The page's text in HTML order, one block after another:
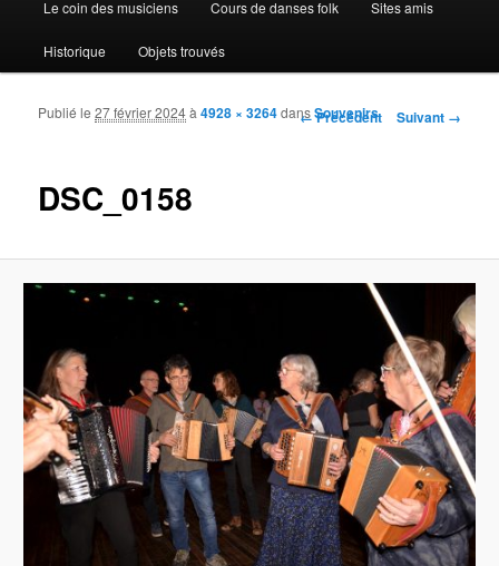
Le coin des musiciens Cours de danses folk Sites amis
Historique Objets trouvés
Navigation des images
← Précédent Suivant →
DSC_0158
Publié le27 février 2024à4928 × 3264dansSouvenirs